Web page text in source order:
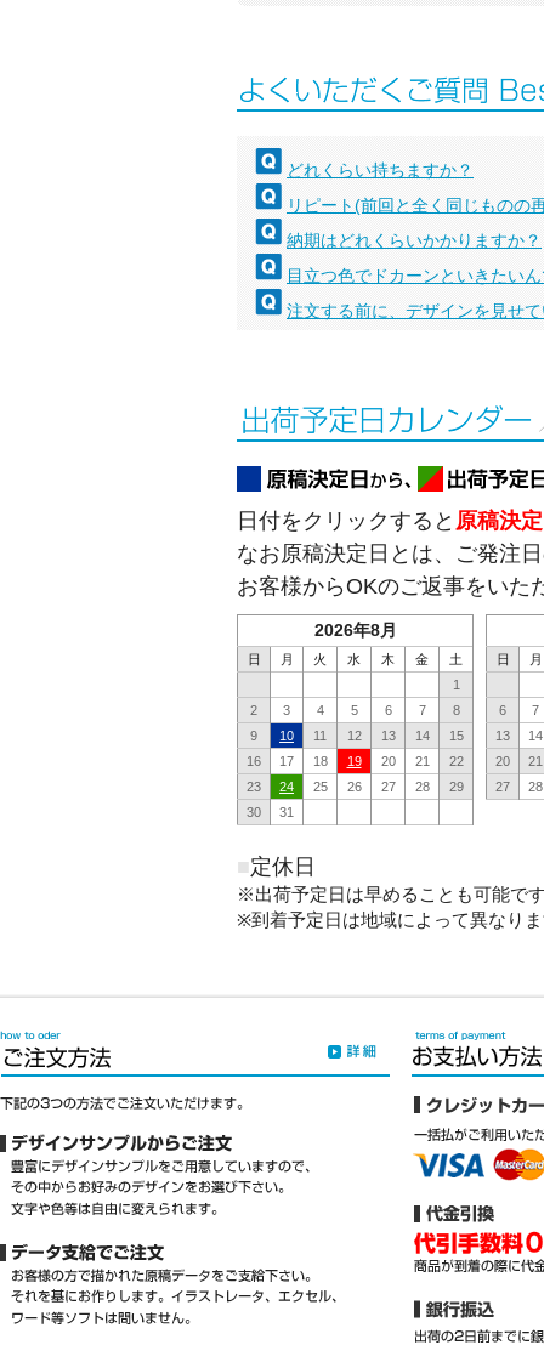
どれくらい持ちますか？
リピート(前回と全く同じものの
納期はどれくらいかかりますか？
目立つ色でドカーンといきたい
注文する前に、デザインを見せ
日付をクリックすると 原稿決
なお原稿決定日とは、ご発注
お客様からOKのご返事をいた
2026年8月
日 月 火 水 木 金
土
1
2
3 4 5 6 7
8
9
10 11 12 13 14
15
16
17 18 19 20 21
22
23
24 25 26 27 28
29
30
31
日 月
6
7
13
14
20
21
27
28
■定休日
※出荷予定日は早めることも可能で
※到着予定日は地域によって異なり